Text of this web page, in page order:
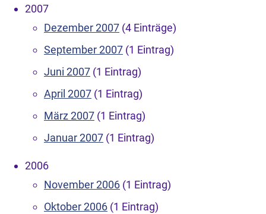
2007
Dezember 2007 (4 Einträge)
September 2007 (1 Eintrag)
Juni 2007 (1 Eintrag)
April 2007 (1 Eintrag)
März 2007 (1 Eintrag)
Januar 2007 (1 Eintrag)
2006
November 2006 (1 Eintrag)
Oktober 2006 (1 Eintrag)